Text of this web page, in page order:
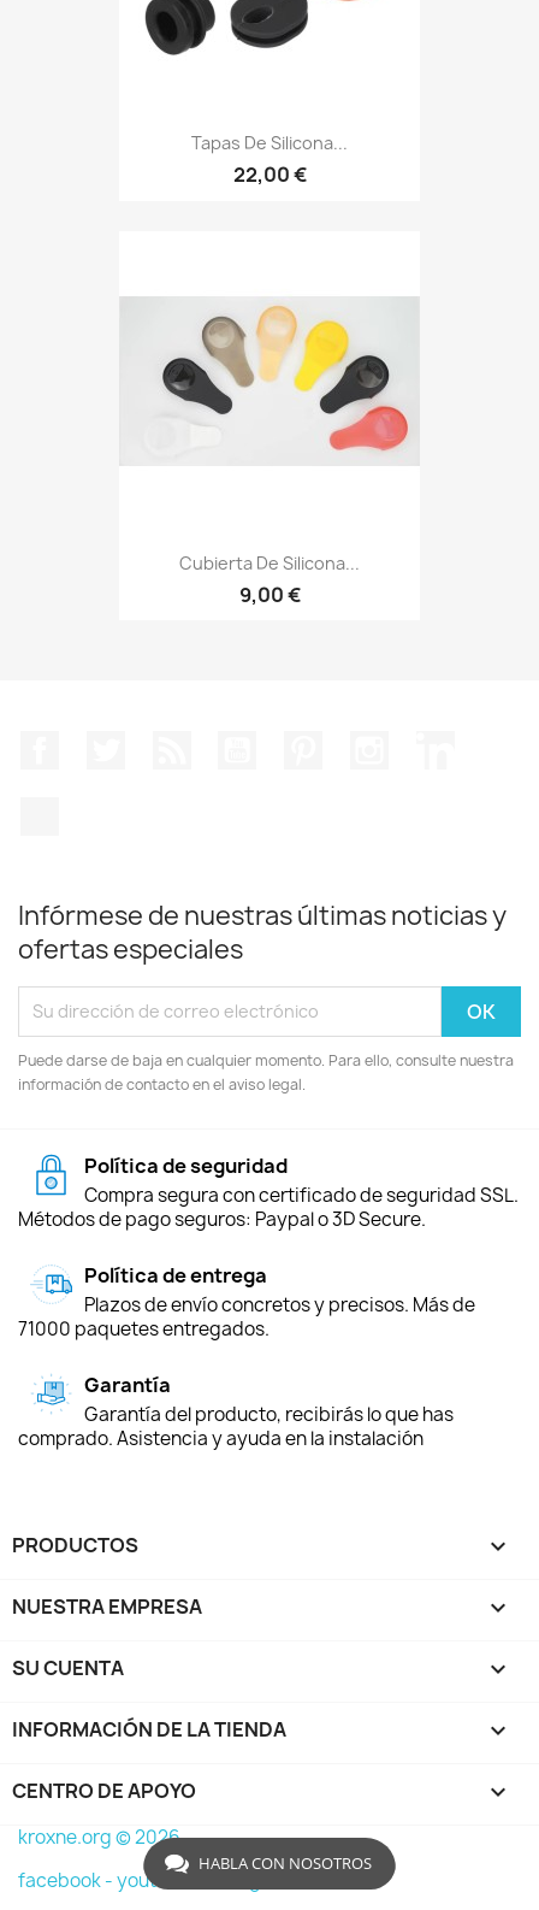
Tapas De Silicona...
22,00 €
Cubierta De Silicona...
9,00 €
Infórmese de nuestras últimas noticias y
ofertas especiales
Puede darse de baja en cualquier momento. Para ello, consulte nuestra
información de contacto en el aviso legal.
Política de seguridad
Compra segura con certificado de seguridad SSL.
Métodos de pago seguros: Paypal o 3D Secure.
Política de entrega
Plazos de envío concretos y precisos. Más de
71000 paquetes entregados.
Garantía
Garantía del producto, recibirás lo que has
comprado. Asistencia y ayuda en la instalación
PRODUCTOS 
NUESTRA EMPRESA 
SU CUENTA 
INFORMACIÓN DE LA TIENDA keyboard_arrow_down
CENTRO DE APOYO 
kroxne.org © 2026
facebook -youtube -
HABLA CON NOSOTROS